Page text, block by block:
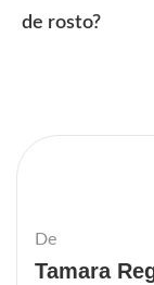
de rosto?
De
Tamara